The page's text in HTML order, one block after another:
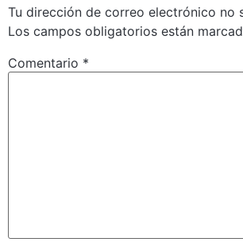
Tu dirección de correo electrónico no
Los campos obligatorios están
Comentario *